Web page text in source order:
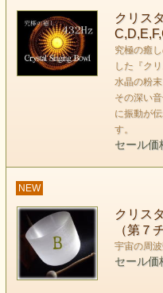
Ｇ
Ｇ音は喉の第５チャ
クリスタル
お部屋のディスプ
クリスタルシンギング
（第５チャクラ・スロ
サイズ：直径 約20cm×
専用スティックつき
すぐに発送できます
クリス
究極の癒
した『ク
水晶の粉
その深い
に振動が
す。
セール価
NEW
クリス
（第７
宇宙の周
セール価